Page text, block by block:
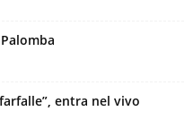
entra nel vivo